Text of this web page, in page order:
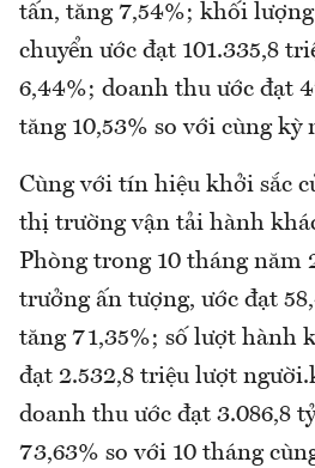
tấn, tăng 7,54%; khối
chuyển ước đạt 101.335,8
6,44%; doanh thu ước đạt
tăng 10,53% so với cùng kỳ
Cùng với tín hiệu khởi sắc
thị trường vận tải hành
Phòng trong 10 tháng năm
trưởng ấn tượng, ước đạt
tăng 71,35%; số lượt hành
đạt 2.532,8 triệu lượt
doanh thu ước đạt 3.086,8
73,63% so với 10 tháng